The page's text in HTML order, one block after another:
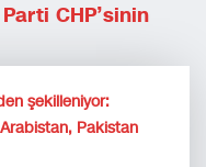
CHP’sinin
şekilleniyor:
Pakistan